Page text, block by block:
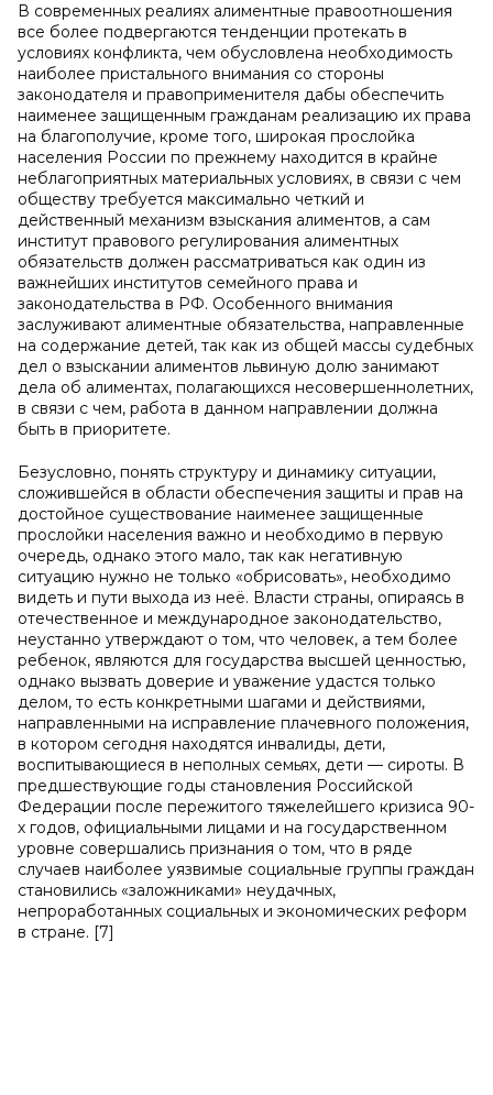
В современных реалиях алиментные правоотношения
все более подвергаются тенденции протекать в
условиях конфликта, чем обусловлена необходимость
наиболее пристального внимания со стороны
законодателя и правоприменителя дабы обеспечить
наименее защищенным гражданам реализацию их права
на благополучие, кроме того, широкая прослойка
населения России по прежнему находится в крайне
неблагоприятных материальных условиях, в связи с чем
обществу требуется максимально четкий и
действенный механизм взыскания алиментов, а сам
институт правового регулирования алиментных
обязательств должен рассматриваться как один из
важнейших институтов семейного права и
законодательства в РФ. Особенного внимания
заслуживают алиментные обязательства, направленные
на содержание детей, так как из общей массы судебных
дел о взыскании алиментов львиную долю занимают
дела об алиментах, полагающихся несовершеннолетних,
в связи с чем, работа в данном направлении должна
быть в приоритете.
Безусловно, понять структуру и динамику ситуации,
сложившейся в области обеспечения защиты и прав на
достойное существование наименее защищенные
прослойки населения важно и необходимо в первую
очередь, однако этого мало, так как негативную
ситуацию нужно не только «обрисовать», необходимо
видеть и пути выхода из неё. Власти страны, опираясь в
отечественное и международное законодательство,
неустанно утверждают о том, что человек, а тем более
ребенок, являются для государства высшей ценностью,
однако вызвать доверие и уважение удастся только
делом, то есть конкретными шагами и действиями,
направленными на исправление плачевного положения,
в котором сегодня находятся инвалиды, дети,
воспитывающиеся в неполных семьях, дети — сироты. В
предшествующие годы становления Российской
Федерации после пережитого тяжелейшего кризиса 90-
х годов, официальными лицами и на государственном
уровне совершались признания о том, что в ряде
случаев наиболее уязвимые социальные группы граждан
становились «заложниками» неудачных,
непроработанных социальных и экономических реформ
в стране. [7]